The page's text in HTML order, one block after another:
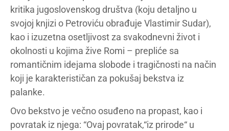
kritika jugoslovenskog društva (koju detaljno u
svojoj knjizi o Petroviću obrađuje Vlastimir Sudar),
kao i izuzetna osetljivost za svakodnevni život i
okolnosti u kojima žive Romi – prepliće sa
romantičnim idejama slobode i tragičnosti na način
koji je karakterističan za pokušaj bekstva iz
palanke.
Ovo bekstvo je večno osuđeno na propast, kao i
povratak iz njega: “Ovaj povratak,“iz prirode“ u